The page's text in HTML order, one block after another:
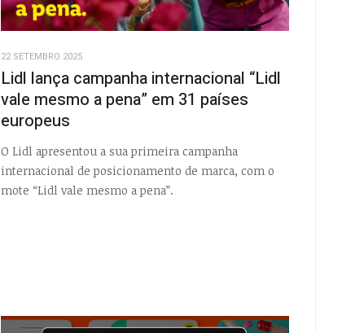
22 SETEMBRO 2025
Lidl lança campanha internacional “Lidl
vale mesmo a pena” em 31 países
europeus
O Lidl apresentou a sua primeira campanha
internacional de posicionamento de marca, com o
mote “Lidl vale mesmo a pena”.